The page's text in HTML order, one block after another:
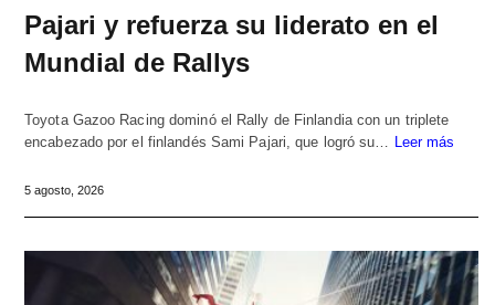
Pajari y refuerza su liderato en el
Mundial de Rallys
Toyota Gazoo Racing dominó el Rally de Finlandia con un triplete
encabezado por el finlandés Sami Pajari, que logró su… Leer más
5 agosto, 2026